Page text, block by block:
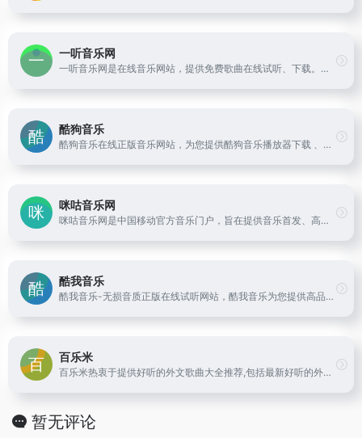
一听音乐网
一听音乐网是在线音乐网站，提供免费歌曲在线试听、下载。一听音乐网拥有正版、庞大、完整的曲库，歌曲更新迅速，试听流畅，口碑极佳。一听音乐网，每天听一听
酷狗音乐
酷狗音乐在线正版音乐网站，为您提供酷狗音乐播放器下载 、在线音乐试听下载，提供听书、长音频、FM、听小说和MV播放服务。酷狗音乐，就是歌多！小说相声也很多！场景音乐也很多！
咪咕音乐网
咪咕音乐网是中国移动官方音乐门户，旨在提供音乐首发、高品质音乐试听、彩铃订购、歌曲下载、铃音管理、音乐电台、音乐视频等一站式音乐互动体验，好音乐尽在music.migu.cn！
酷我音乐
酷我音乐-无损音质正版在线试听网站，酷我音乐为您提供高品质音乐，无损音乐下载，拥有各类音乐榜单，快捷的新歌速递，完善的主题电台，个性化的歌曲推荐，高品质音乐在线听，好音质，用酷我。陪着我，不要停
百乐米
百乐米热衷于提供好听的外文歌曲大全推荐,包括最新好听的外文歌曲、热门流行外文歌曲、说唱、乡村、摇滚和经典外文歌曲,提供音乐分享、音乐试听，视频，日志，社区等功能，是专业好听的外文歌曲试听分享下载网站。
暂无评论